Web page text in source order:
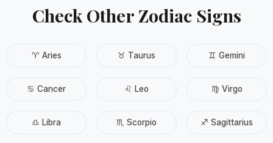
Check Other Zodiac Signs
♈ Aries ♉ Taurus ♊ Gemini
♋ Cancer ♌ Leo ♍ Virgo
♎ Libra ♏ Scorpio ♐ Sagittarius